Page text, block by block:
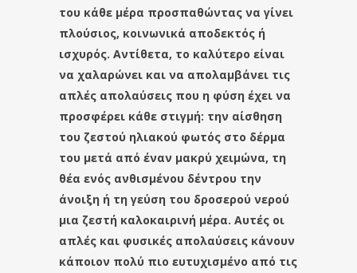
του κάθε μέρα προσπαθώντας να γίνει
πλούσιος, κοινωνικά αποδεκτός ή
ισχυρός. Αντίθετα, το καλύτερο είναι
να χαλαρώνει και να απολαμβάνει τις
απλές απολαύσεις που η φύση έχει να
προσφέρει κάθε στιγμή: την αίσθηση
του ζεστού ηλιακού φωτός στο δέρμα
του μετά από έναν μακρύ χειμώνα, τη
θέα ενός ανθισμένου δέντρου την
άνοιξη ή τη γεύση του δροσερού νερού
μια ζεστή καλοκαιρινή μέρα. Αυτές οι
απλές και φυσικές απολαύσεις κάνουν
κάποιον πολύ πιο ευτυχισμένο από τις